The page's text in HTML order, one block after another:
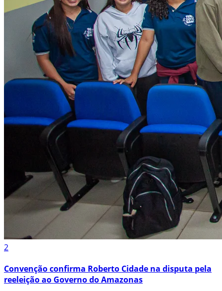
2
Convenção confirma Roberto Cidade na disputa pela
reeleição ao Governo do Amazonas